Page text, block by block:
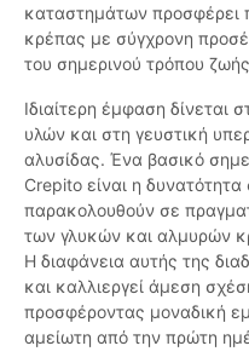
καταστημάτων προσφέρει
κρέπας με σύγχρονη
του σημερινού τρόπου
Ιδιαίτερη έμφαση δίνεται
υλών και στη γευστική
αλυσίδας. Ένα βασικό
Crepito είναι η
παρακολουθούν σε
των γλυκών και αλμυρών
Η διαφάνεια αυτής της
και καλλιεργεί άμεση
προσφέροντας μοναδική
αμείωτη από την πρώτη